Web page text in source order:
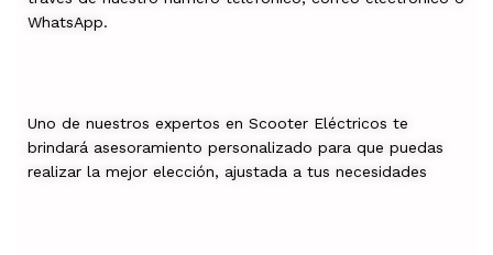
WhatsApp.
Uno de nuestros expertos en Scooter Eléctricos te
brindará asesoramiento personalizado para que puedas
realizar la mejor elección, ajustada a tus necesidades